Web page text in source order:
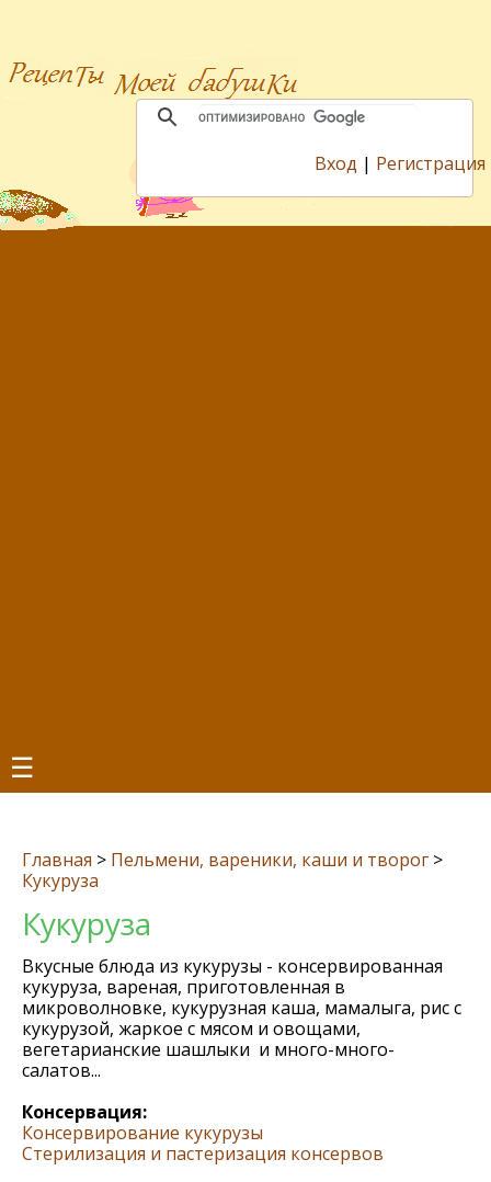
Вход | Регистрация
☰
Главная > Пельмени, вареники, каши и творог >
Кукуруза
Кукуруза
Вкусные блюда из кукурузы - консервированная
кукуруза, вареная, приготовленная в
микроволновке, кукурузная каша, мамалыга, рис с
кукурузой, жаркое с мясом и овощами,
вегетарианские шашлыки и много-много-
салатов...
Консервация:
Консервирование кукурузы
Стерилизация и пастеризация консервов